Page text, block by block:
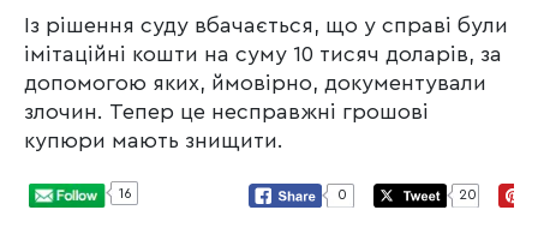
Із рішення суду вбачається, що у справі були
імітаційні кошти на суму 10 тисяч доларів, за
допомогою яких, ймовірно, документували
злочин. Тепер це несправжні грошові
купюри мають знищити.
16 0 20